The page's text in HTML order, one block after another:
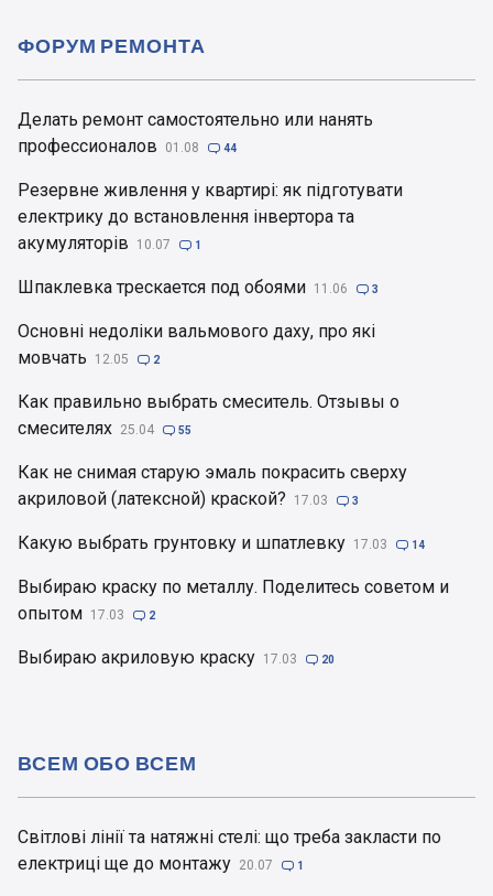
Делать ремонт самостоятельно или нанять
профессионалов
01.08  44
Резервне живлення у квартирі: як підготувати
електрику до встановлення інвертора та
акумуляторів
10.07  1
Шпаклевка трескается под обоями 11.06  3
Основні недоліки вальмового даху, про які
мовчать
12.05  2
Как правильно выбрать смеситель. Отзывы о
смесителях 25.04  55
Как не снимая старую эмаль покрасить сверху
акриловой (латексной) краской?
17.03  3
Какую выбрать грунтовку и шпатлевку 17.03  14
Выбираю краску по металлу. Поделитесь советом и
опытом 17.03  2
Выбираю акриловую краску 17.03  20
ФОРУМ РЕМОНТА
Світлові лінії та натяжні стелі: що треба закласти по
електриці ще до монтажу 20.07  1
ВСЕМ ОБО ВСЕМ